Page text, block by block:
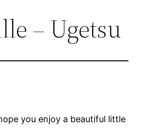
– Ugetsu
you enjoy a beautiful little